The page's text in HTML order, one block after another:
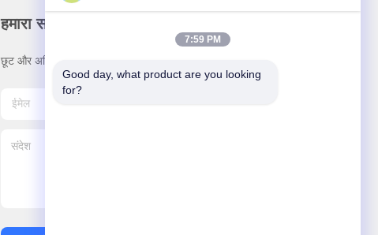
हमारा समाचार पत्र
छूट और अधिक के लिए हमारे न्यूज़लेटर की सदस्यता लें।
7:59 PM
Good day, what product are you looking
for?